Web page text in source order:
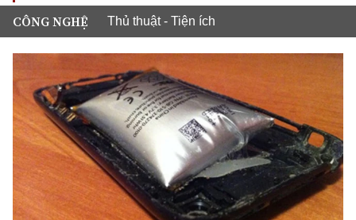
CÔNG NGHỆ Thủ thuật - Tiện ích